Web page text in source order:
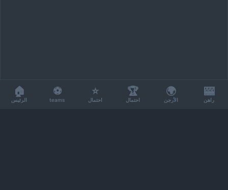
🏠
الرئيس
⚽
teams
⭐
احتمال
🏆
احتمال
🌍
الأرجن
🎰
راهن